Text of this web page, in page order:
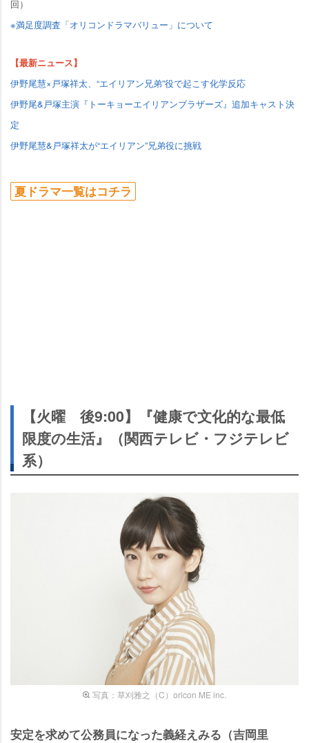
回）
※満足度調査「オリコンドラマバリュー」について
【最新ニュース】
伊野尾慧×戸塚祥太、“エイリアン兄弟”役で起こす化学反応
伊野尾&戸塚主演『トーキョーエイリアンブラザーズ』追加キャスト決
定
伊野尾慧&戸塚祥太が“エイリアン”兄弟役に挑戦
夏ドラマ一覧はコチラ
【火曜 後9:00】『健康で文化的な最低
限度の生活』（関西テレビ・フジテレビ
系）
写真：草刈雅之（C）oricon ME inc.
安定を求めて公務員になった義経えみる（吉岡里